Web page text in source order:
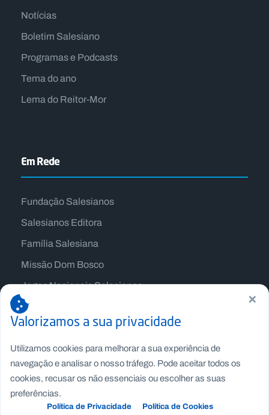
Notícias
Boletim Salesiano
Programas e Podcasts
Tema do ano
Lema do Reitor-Mor
Em Rede
Fundação Salesianos
Salesianos Editora
Família Salesiana
Missão Dom Bosco
Jogos Nacionais Salesianos
×
Valorizamos a sua privacidade
Utilizamos cookies para melhorar a sua experiência de
navegação e analisar o nosso tráfego. Pode aceitar todos os
cookies, recusar os não essenciais ou escolher as suas
preferências.
Política de Privacidade Política de Cookies